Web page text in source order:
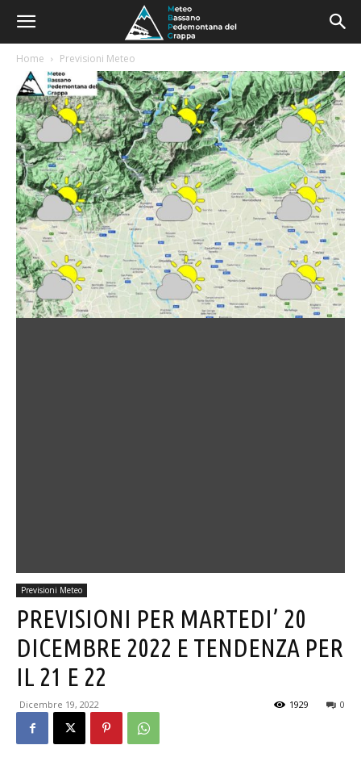
Home Previsioni Meteo
Previsioni Meteo
PREVISIONI PER MARTEDI’ 20
DICEMBRE 2022 E TENDENZA PER
IL 21 E 22
Dicembre 19, 2022 0
1929